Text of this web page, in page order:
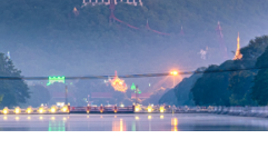
곤명
내몽고